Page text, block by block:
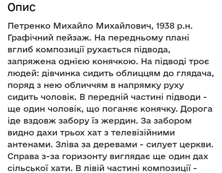
Опис
Петренко Михайло Михайлович, 1938 р.н.
Графічний пейзаж. На передньому плані
вглиб композиції рухається підвода,
запряжена однією конячкою. На підводі троє
людей: дівчинка сидить облиццям до глядача,
поряд з нею обличчям в напрямку руху
сидить чоловік. В передній частині підводи -
ще один чоловік, що поганяє конячку. Дорога
іде вздовж забору їз жердин. За забором
видно дахи трьох хат з телевізійними
антенами. Зліва за деревами - силует церкви.
Справа з-за горизонту виглядає ще один дах
сільської хати. В лівій частині композиції -